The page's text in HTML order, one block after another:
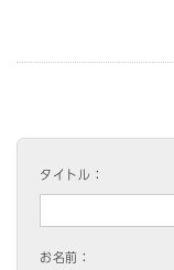
タイトル：
お名前：